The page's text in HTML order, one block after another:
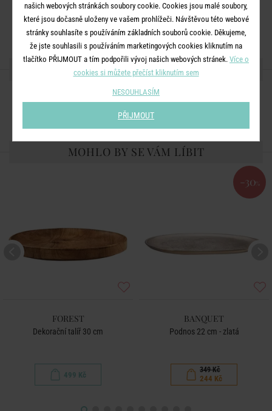
Rozměry:D 28 x Š 21 x V 3 cm
Materiál:kamenina
SDÍLEJTE S PŘÁTELI
MOHLO BY SE VÁM LÍBIT
FOREST
Dekorační talíř 30 cm
499 Kč
-30 %
BANQUET
Podnos 22 cm - zlatá
349 Kč
244 Kč
našich webových stránkách soubory cookie. Cookies jsou malé soubory,
které jsou dočasně uloženy ve vašem prohlížeči. Návštěvou této webové
stránky souhlasíte s používáním základních souborů cookie. Děkujeme,
že jste souhlasili s používáním marketingových cookies kliknutím na
tlačítko PŘIJMOUT a tím podpořili vývoj našich webových stránek. Více o
cookies si můžete přečíst kliknutím sem
NESOUHLASÍM
PŘIJMOUT